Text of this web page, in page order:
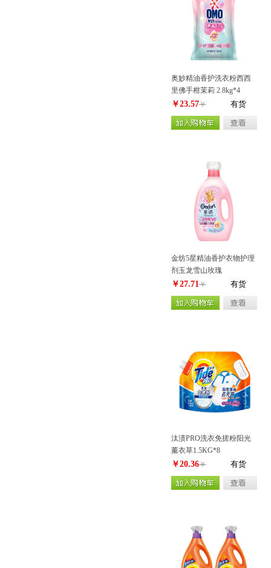
奥妙精油香护洗衣粉西西
里佛手柑茉莉 2.8kg*4
￥23.57￥ 有货
金纺5星精油香护衣物护理
剂玉龙雪山玫瑰
(2KG+600G)*4
￥27.71￥ 有货
汰渍PRO洗衣免搓粉阳光
薰衣草1.5KG*8
￥20.36￥ 有货